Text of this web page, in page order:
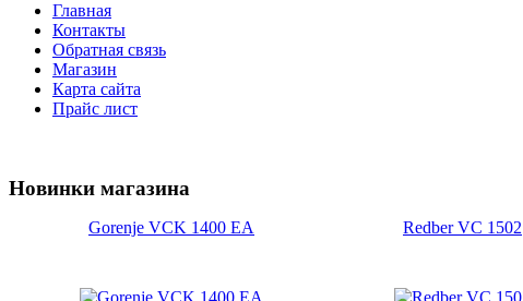
Главная
Контакты
Обратная связь
Магазин
Карта сайта
Прайс лист
Новинки магазина
Gorenje VCK 1400 EA Redber VC 1502